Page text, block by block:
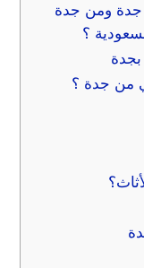
جدة ومن جدة
؟
من جدة ؟